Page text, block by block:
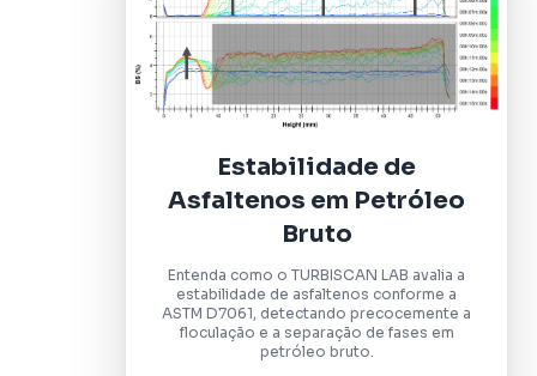
Estabilidade de
Asfaltenos em Petróleo
Bruto
Entenda como o TURBISCAN LAB avalia a
estabilidade de asfaltenos conforme a
ASTM D7061, detectando precocemente a
floculação e a separação de fases em
petróleo bruto.